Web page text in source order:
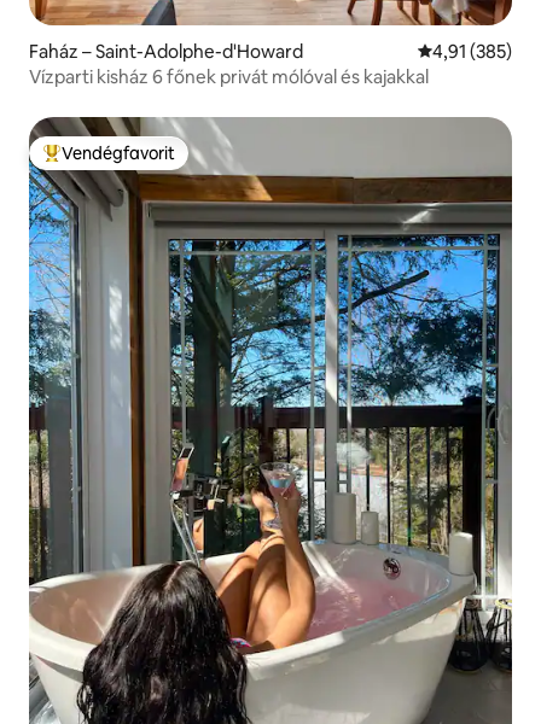
Faház – Saint-Adolphe-d'Howard Átlagos
4,91 (385)
Vízparti kisház 6 főnek privát mólóval és kajakkal
Kiemelt vendégfavorit
Vendégfavorit